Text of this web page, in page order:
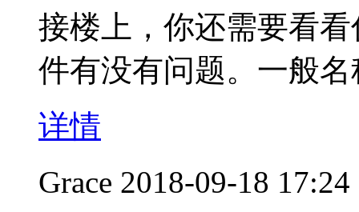
接楼上，你还需要看
件有没有问题。一般名
详情
Grace 2018-09-18 17:24